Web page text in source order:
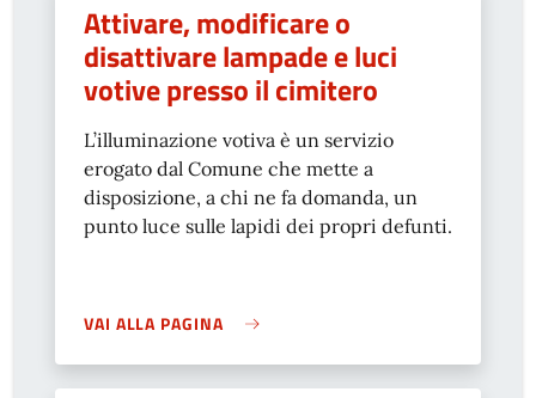
Attivare, modificare o
disattivare lampade e luci
votive presso il cimitero
L’illuminazione votiva è un servizio
erogato dal Comune che mette a
disposizione, a chi ne fa domanda, un
punto luce sulle lapidi dei propri defunti.
VAI ALLA PAGINA